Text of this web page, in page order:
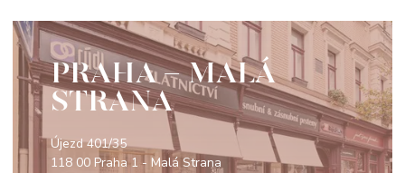
PRAHA - MALÁ
STRANA
Újezd 401/35
118 00 Praha 1 - Malá Strana